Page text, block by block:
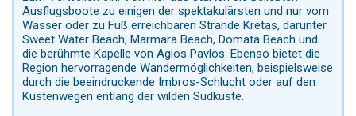
Ausflugsboote zu einigen der spektakulärsten und nur vom
Wasser oder zu Fuß erreichbaren Strände Kretas, darunter
Sweet Water Beach, Marmara Beach, Domata Beach und
die berühmte Kapelle von Agios Pavlos. Ebenso bietet die
Region hervorragende Wandermöglichkeiten, beispielsweise
durch die beeindruckende Imbros-Schlucht oder auf den
Küstenwegen entlang der wilden Südküste.